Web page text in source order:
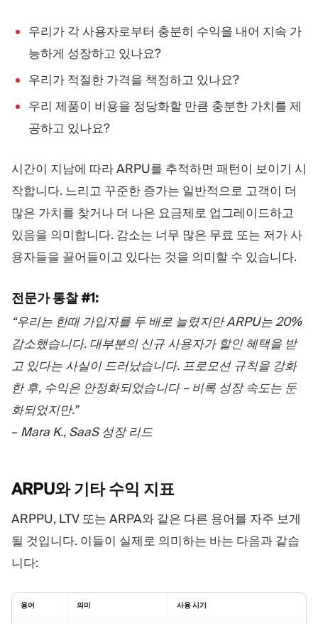
우리가 각 사용자로부터 충분히 수익을 내어 지속 가
능하게 성장하고 있나요?
우리가 적절한 가격을 책정하고 있나요?
우리 제품이 비용을 정당화할 만큼 충분한 가치를 제
공하고 있나요?
시간이 지남에 따라 ARPU를 추적하면 패턴이 보이기 시
작합니다. 느리고 꾸준한 증가는 일반적으로 고객이 더
많은 가치를 찾거나 더 나은 요금제로 업그레이드하고
있음을 의미합니다. 감소는 너무 많은 무료 또는 저가 사
용자들을 끌어들이고 있다는 것을 의미할 수 있습니다.
전문가 통찰 #1:
“우리는 한때 가입자를 두 배로 늘렸지만 ARPU는 20%
감소했습니다. 대부분의 신규 사용자가 할인 혜택을 받
고 있다는 사실이 드러났습니다. 프로모션 규칙을 강화
한 후, 수익은 안정화되었습니다 – 비록 성장 속도는 둔
화되었지만.”
– Mara K., SaaS 성장 리드
ARPU와 기타 수익 지표
ARPPU, LTV 또는 ARPA와 같은 다른 용어를 자주 보게
될 것입니다. 이들이 실제로 의미하는 바는 다음과 같습
니다:
용어 의미 사용 시기